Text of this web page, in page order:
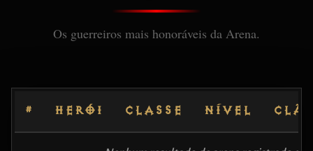
Os guerreiros mais honoráveis da Arena.
# HERÓI CLASSE NÍVEL CLÃ